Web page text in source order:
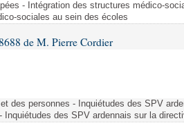
- Intégration des structures médico-
sociales au sein des écoles
de M. Pierre Cordier
des personnes - Inquiétudes des SPV
Inquiétudes des SPV ardennais sur la